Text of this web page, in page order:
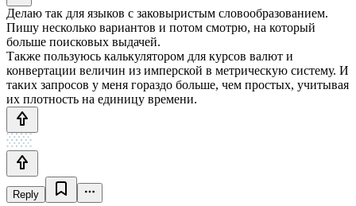
Делаю так для языков с заковыристым словообразованием.
Пишу несколько вариантов и потом смотрю, на который
больше поисковых выдачей.
Также пользуюсь калькулятором для курсов валют и
конвертации величин из имперской в метрическую систему. И
таких запросов у меня гораздо больше, чем простых, учитывая
их плотность на единицу времени.
Reply